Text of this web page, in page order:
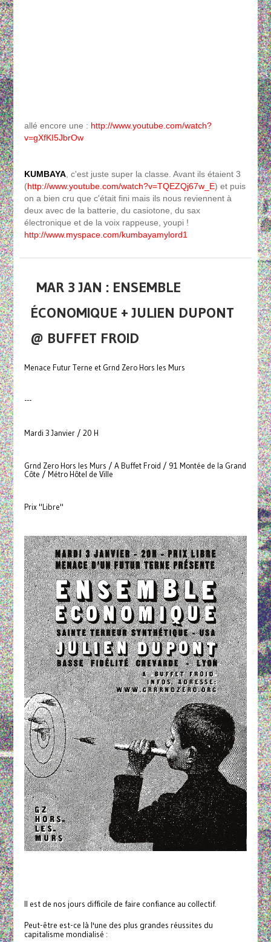
allé encore une : http://www.youtube.com/watch?
v=gXfKI5JbrOw
KUMBAYA, c'est juste super la classe. Avant ils étaient 3
(http://www.youtube.com/watch?v=TQEZQj67w_E) et puis
on a bien cru que c'était fini mais ils nous reviennent à
deux avec de la batterie, du casiotone, du sax
électronique et de la voix rappeuse, youpi !
http://www.myspace.com/kumbayamylord1
MAR 3 JAN : ENSEMBLE
ÉCONOMIQUE + JULIEN DUPONT
@ BUFFET FROID
Menace Futur Terne et Grnd Zero Hors les Murs
---
Mardi 3 Janvier / 20 H
Grnd Zero Hors les Murs / A Buffet Froid / 91 Montée de la Grand
Côte / Métro Hôtel de Ville
Prix "Libre"
Il est de nos jours difficile de faire confiance au collectif.
Peut-être est-ce là l'une des plus grandes réussites du
capitalisme mondialisé :